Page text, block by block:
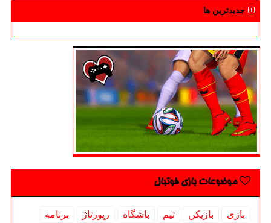
جدیدترین ها
موضوعات بازی فوتبال
بازی بازیكن تیم باشگاه رپورتاژ
برنامه